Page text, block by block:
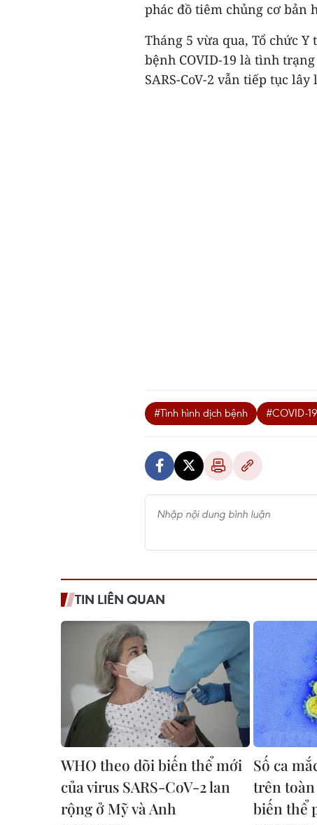
phác đồ tiêm chủng cơ bản
Tháng 5 vừa qua, Tổ chức
bệnh COVID-19 là tình
SARS-CoV-2 vẫn tiếp tục
#Tình hình dịch bệnh #COVID-19
TIN LIÊN QUAN
WHO theo dõi biến thể mới
của virus SARS-CoV-2 lan
rộng ở Mỹ và Anh
Số ca
trên toàn
biến thể